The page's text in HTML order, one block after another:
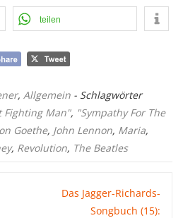
teilen
, Allgemein - Schlagwörter
Fighting Man", "Sympathy For The
Goethe, John Lennon, Maria,
, Revolution, The Beatles
Das Jagger-Richards-
Songbuch (15):